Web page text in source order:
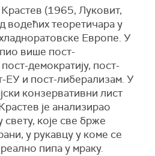
(1965, Луковит,
водећих теоретичара у
Европе. У
више пост-
пост-демократију, пост-
ЕУ и пост-либерализам. У
конзервативни лист
је анализирао
које све брже
у рукавцу у коме се
пипа у мраку.